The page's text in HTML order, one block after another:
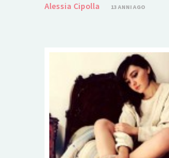
Alessia Cipolla
13 ANNI AGO